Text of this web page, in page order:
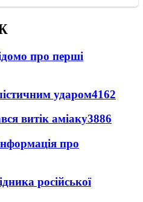
про перші
ударом4162
витік аміаку3886
про
російської